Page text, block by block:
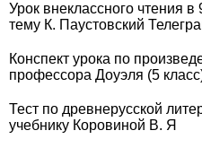
Урок внеклассного чтения
тему К. Паустовский
Конспект урока по
профессора Доуэля (5
Тест по древнерусской
учебнику Коровиной В. Я